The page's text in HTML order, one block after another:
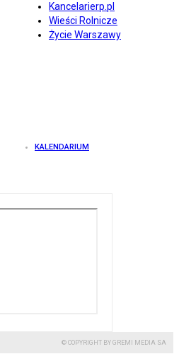
Kancelarierp.pl
Wieści Rolnicze
Życie Warszawy
KALENDARIUM
© COPYRIGHT BY GREMI MEDIA SA